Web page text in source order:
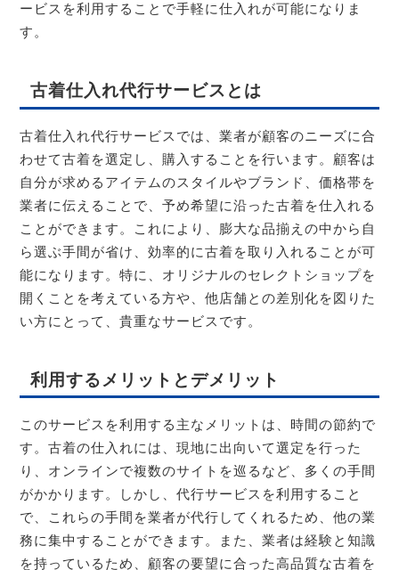
ービスを利用することで手軽に仕入れが可能になりま
す。
古着仕入れ代行サービスとは
古着仕入れ代行サービスでは、業者が顧客のニーズに合
わせて古着を選定し、購入することを行います。顧客は
自分が求めるアイテムのスタイルやブランド、価格帯を
業者に伝えることで、予め希望に沿った古着を仕入れる
ことができます。これにより、膨大な品揃えの中から自
ら選ぶ手間が省け、効率的に古着を取り入れることが可
能になります。特に、オリジナルのセレクトショップを
開くことを考えている方や、他店舗との差別化を図りた
い方にとって、貴重なサービスです。
利用するメリットとデメリット
このサービスを利用する主なメリットは、時間の節約で
す。古着の仕入れには、現地に出向いて選定を行った
り、オンラインで複数のサイトを巡るなど、多くの手間
がかかります。しかし、代行サービスを利用すること
で、これらの手間を業者が代行してくれるため、他の業
務に集中することができます。また、業者は経験と知識
を持っているため、顧客の要望に合った高品質な古着を